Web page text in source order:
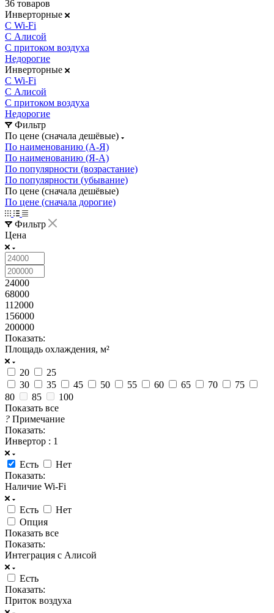
36 товаров
Инверторные
С Wi-Fi
С Алисой
С притоком воздуха
Недорогие
Инверторные
С Wi-Fi
С Алисой
С притоком воздуха
Недорогие
Фильтр
По цене (сначала дешёвые)
По наименованию (А-Я)
По наименованию (Я-А)
По популярности (возрастание)
По популярности (убывание)
По цене (сначала дешёвые)
По цене (сначала дорогие)
Фильтр
Цена
24000
68000
112000
156000
200000
Показать:
Площадь охлаждения, м²
20
25
30
35 45 50 55 60 65 70
75
80
85
100
Показать все
? Примечание
Показать:
Инвертор : 1
Есть
Нет
Показать:
Наличие Wi-Fi
Есть
Нет
Опция
Показать все
Показать:
Интеграция с Алисой
Есть
Показать:
Приток воздуха